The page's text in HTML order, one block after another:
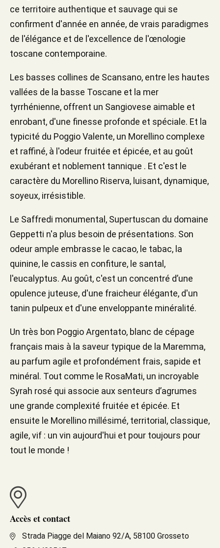
ce territoire authentique et sauvage qui se
confirment d'année en année, de vrais paradigmes
de l'élégance et de l'excellence de l'œnologie
toscane contemporaine.
Les basses collines de Scansano, entre les hautes
vallées de la basse Toscane et la mer
tyrrhénienne, offrent un Sangiovese aimable et
enrobant, d'une finesse profonde et spéciale. Et la
typicité du Poggio Valente, un Morellino complexe
et raffiné, à l'odeur fruitée et épicée, et au goût
exubérant et noblement tannique . Et c'est le
caractère du Morellino Riserva, luisant, dynamique,
soyeux, irrésistible.
Le Saffredi monumental, Supertuscan du domaine
Geppetti n'a plus besoin de présentations. Son
odeur ample embrasse le cacao, le tabac, la
quinine, le cassis en confiture, le santal,
l'eucalyptus. Au goût, c'est un concentré d’une
opulence juteuse, d'une fraicheur élégante, d'un
tanin pulpeux et d'une enveloppante minéralité.
Un très bon Poggio Argentato, blanc de cépage
français mais à la saveur typique de la Maremma,
au parfum agile et profondément frais, sapide et
minéral. Tout comme le RosaMati, un incroyable
Syrah rosé qui associe aux senteurs d’agrumes
une grande complexité fruitée et épicée. Et
ensuite le Morellino millésimé, territorial, classique,
agile, vif : un vin aujourd'hui et pour toujours pour
tout le monde !
Accès et contact
Strada Piagge del Maiano 92/A, 58100 Grosseto